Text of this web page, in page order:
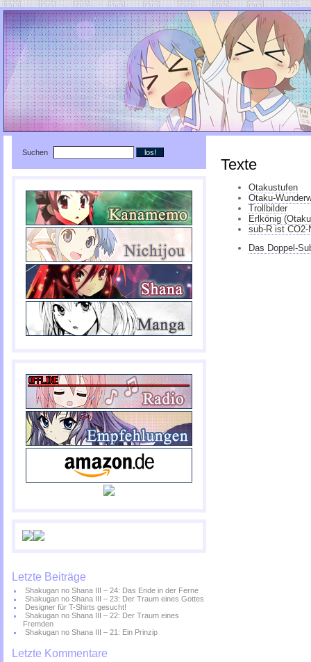
Texte
Otakustufen
Otaku-
Trollbilder
Erlkönig
sub-R ist CO2-
Das Doppel-
Suchen
Letzte Beiträge
Shakugan no Shana III – 24: Das Ende in der Ferne
Shakugan no Shana III – 23: Der Traum eines Gottes
Designer für T-Shirts gesucht!
Shakugan no Shana III – 22: Der Traum eines
Fremden
Shakugan no Shana III – 21: Ein Prinzip
Letzte Kommentare